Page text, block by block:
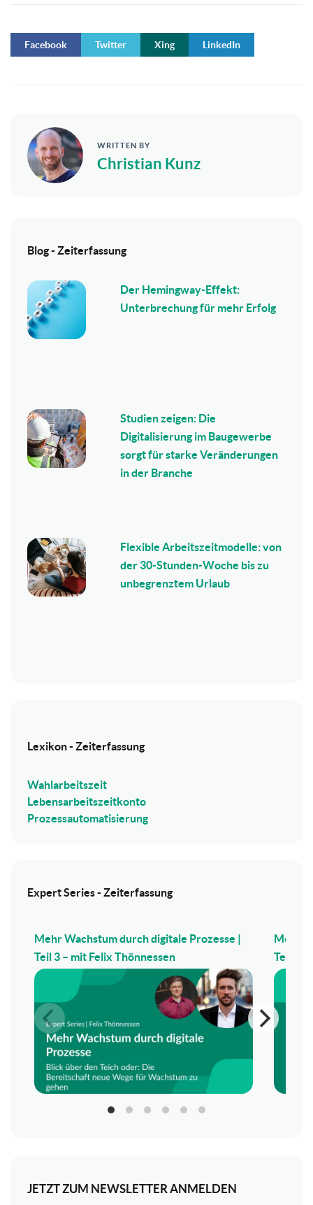
Facebook Twitter Xing LinkedIn
WRITTEN BY
Christian Kunz
Blog - Zeiterfassung
Der Hemingway-Effekt:
Unterbrechung für mehr Erfolg
Studien zeigen: Die
Digitalisierung im Baugewerbe
sorgt für starke Veränderungen
in der Branche
Flexible Arbeitszeitmodelle: von
der 30-Stunden-Woche bis zu
unbegrenztem Urlaub
Lexikon - Zeiterfassung
Wahlarbeitszeit
Lebensarbeitszeitkonto
Prozessautomatisierung
Expert Series - Zeiterfassung
Mehr Wachstum durch digitale Prozesse |
Teil 3 – mit Felix Thönnessen
Mehr
Teil 2 –
JETZT ZUM NEWSLETTER ANMELDEN